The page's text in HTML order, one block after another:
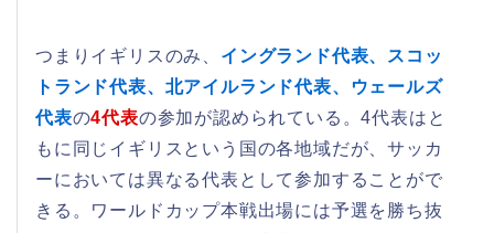
つまりイギリスのみ、 イングランド代表、スコッ
トランド代表、北アイルランド代表、ウェールズ
代表の4代表の参加が認められている。4代表はと
もに同じイギリスという国の各地域だが、サッカ
ーにおいては異なる代表として参加することがで
きる。ワールドカップ本戦出場には予選を勝ち抜